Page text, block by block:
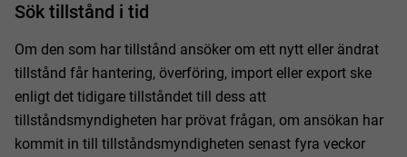
Sök tillstånd i tid
Om den som har tillstånd ansöker om ett nytt eller ändrat
tillstånd får hantering, överföring, import eller export ske
enligt det tidigare tillståndet till dess att
tillståndsmyndigheten har prövat frågan, om ansökan har
kommit in till tillståndsmyndigheten senast fyra veckor